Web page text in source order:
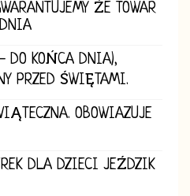
ŻE TOWAR
DO KOŃCA DNIA),
PRZED ŚWIĘTAMI.
OBOWIAZUJE
DLA DZIECI JEŹDZIK